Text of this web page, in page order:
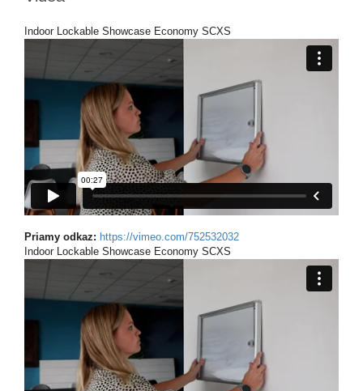
Indoor Lockable Showcase Economy SCXS
Priamy odkaz: https://vimeo.com/752532032
Indoor Lockable Showcase Economy SCXS